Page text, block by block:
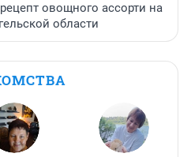
овощного ассорти на
области